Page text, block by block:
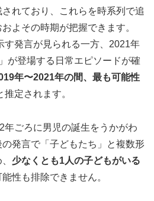
れており、これらを時系列で追
よその時期が把握できます。
す発言が見られる一方、2021年
が登場する日常エピソードが確
年〜2021年の間、最も可能性
推定されます。
年ごろに男児の誕生をうかがわ
発言で「子どもたち」と複数形
少なくとも1人の子どもがいる
性も排除できません。